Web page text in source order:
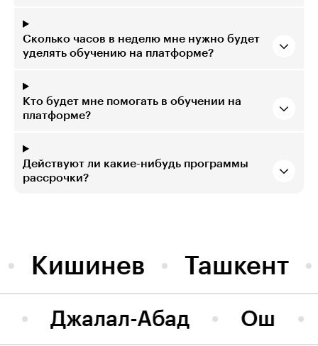
Сколько часов в неделю мне нужно будет
уделять обучению на платформе?
Кто будет мне помогать в обучении на
платформе?
Действуют ли какие-нибудь программы
рассрочки?
Кишинев Ташкент
Ош
Джалал-Абад